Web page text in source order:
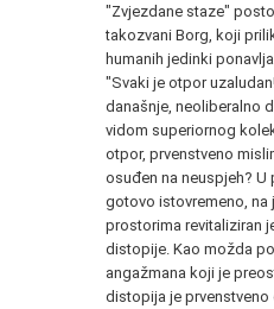
"Zvjezdane staze"
takozvani Borg, koji
humanih jedinki
"Svaki je otpor
današnje, neoliberalno
vidom superiornog
otpor, prvenstveno
osuđen na neuspjeh? U
gotovo istovremeno, na
prostorima revitaliziran
distopije. Kao možda
angažmana koji je
distopija je